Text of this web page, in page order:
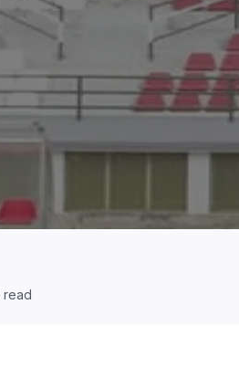
read